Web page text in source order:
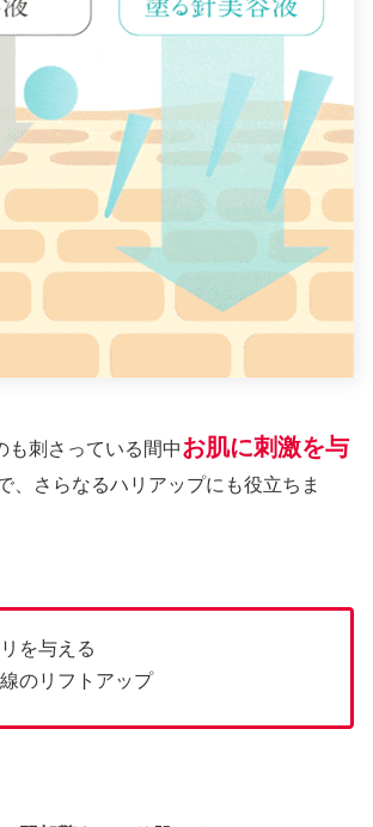
も刺さっている間中お肌に刺激を与
、さらなるハリアップにも役立ちま
を与える
のリフトアップ